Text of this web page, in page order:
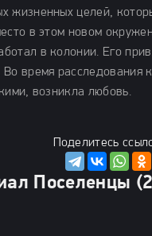
жизненных целей,
в этом новом
в колонии. Его
время расследования
возникла любовь.
Поделитесь
Поселенцы